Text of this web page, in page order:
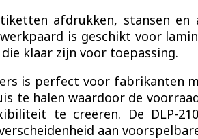
afdrukken, stansen
is geschikt voor
klaar zijn voor toepassing.
is perfect voor fabrikanten
te halen waardoor de
te creëren. De DLP-
aan